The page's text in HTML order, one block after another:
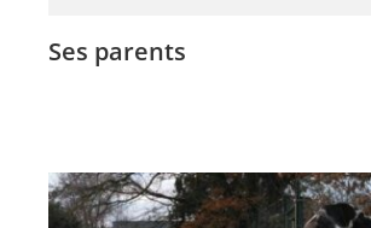
Ses parents